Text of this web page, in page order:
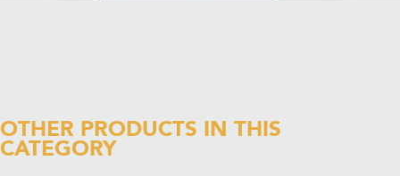
OTHER PRODUCTS IN THIS
CATEGORY